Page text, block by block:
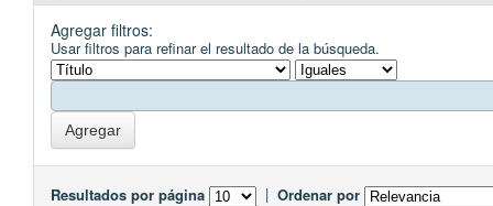
Agregar filtros:
Usar filtros para refinar el resultado de la búsqueda.
Resultados por página | Ordenar por